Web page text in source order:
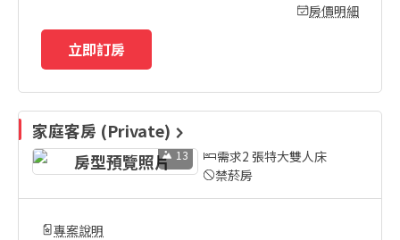
房價明細
立即訂房
家庭客房 (Private)
13
需求2 張特大雙人床
禁菸房
專案說明